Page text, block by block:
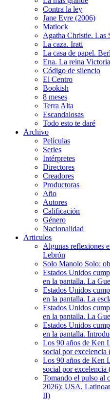
Contra la ley
Jane Eyre (2006)
Matlock
Agatha Christie. Las
La caza. Irati
La casa de papel.
Ena. La reina
Código de silencio
El Centro
Bookish
8 meses
Terra Alta
Escandalosas
Todo esto te daré
Archivo
Películas
Series
Intérpretes
Directores
Creadores
Productoras
Año
Autores
Calificación
Género
Nacionalidad
Articulos
Algunas reflexiones
Lebrón
Solo Manolo Solo:
Estados Unidos
en la pantalla. La
Estados Unidos
en la pantalla. La
Estados Unidos
en la pantalla. La
Estados Unidos
en la pantalla.
Los 90 años de Ken
social por
Los 90 años de Ken
social por
Tomando el pulso al
2026): USA,
II)